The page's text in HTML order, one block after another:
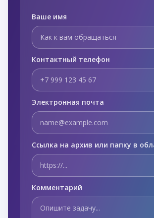
Ваше имя
Контактный телефон
Электронная почта
Ссылка на архив или папку в
Комментарий